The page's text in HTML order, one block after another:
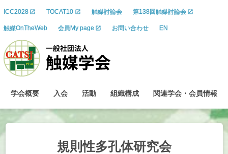
ICC2028 TOCAT10 触媒討論会 第138回触媒討論会
触媒OnTheWeb 会員My page お問い合わせ EN
学会概要 入会 活動 組織構成 関連学会 ・ 会員情報
規則性多孔体研究会